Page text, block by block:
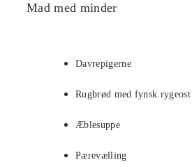
Mad med minder
Davrepigerne
Rugbrød med fynsk rygeost
Æblesuppe
Pærevælling